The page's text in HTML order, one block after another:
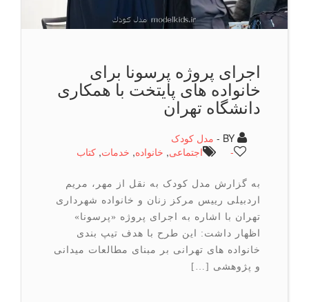
اجرای پروژه پرسونا برای
خانواده های پایتخت با همکاری
دانشگاه تهران
مدل کودک
اجتماعی,خانواده, خدمات, كتاب
به گزارش مدل کودک به نقل از مهر، مریم
اردبیلی رییس مرکز زنان و خانواده شهرداری
تهران با اشاره به اجرای پروژه «پرسونا»
اظهار داشت: این طرح با هدف تیپ بندی
خانواده های تهرانی بر مبنای مطالعات میدانی
و پژوهشی […]